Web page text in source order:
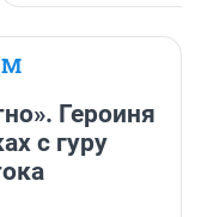
Героиня
с гуру